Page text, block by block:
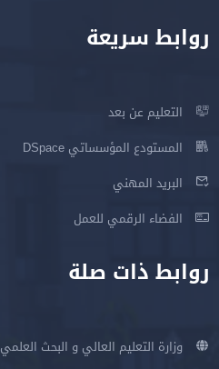
روابط سريعة
التعليم عن بعد
المستودع المؤسساتي DSpace
البريد المهني
الفضاء الرقمي للعمل
روابط ذات صلة
وزارة التعليم العالي و البحث العلمي